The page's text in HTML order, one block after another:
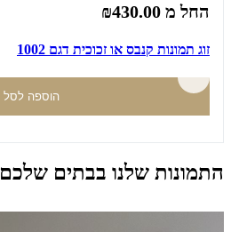
החל מ ₪430.00
זוג תמונות קנבס או זכוכית דגם 1002
הוספה לסל
התמונות שלנו בבתים שלכם